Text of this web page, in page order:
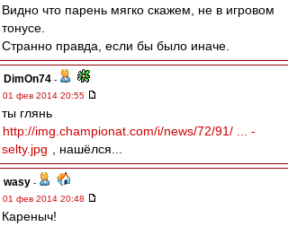
Видно что парень мягко скажем, не в игровом
тонусе.
Странно правда, если бы было иначе.
DimOn74 -
01 фев 2014 20:55
ты глянь
http://img.championat.com/i/news/72/91/ ... -
selty.jpg
, нашёлся...
wasy -
01 фев 2014 20:48
Кареныч!